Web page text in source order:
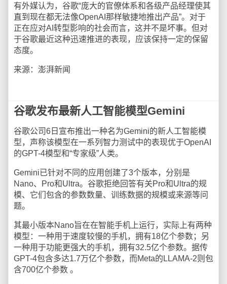
有外媒认为，谷歌“庞大的官僚体系和各级产品经理使其
直到现在都无法像OpenAI那样敏捷地推出产品”。对于
正在应对AI转型影响的社会而言，这并不是坏事。但对
于谷歌最近这种迅速推进的表现，应该保持一定的保留
态度。
来源：澎湃新闻
谷歌发布最新人工智能模型Gemini
谷歌公司6日宣布推出一种名为Gemini的新人工智能模
型，声称该模型在一系列智力测试中的表现优于OpenAI
的GPT-4模型和“专家级”人类。
Gemini已针对不同的应用创建了3个版本，分别是
Nano、Pro和Ultra。谷歌拒绝回答有关Pro和Ultra的规
模、它们包含的参数数量、训练数据的规模或来源等问
题。
其最小版本Nano旨在在智能手机上运行，实际上有两种
模型：一种用于速度较慢的手机，拥有18亿个参数；另
一种用于功能更强大的手机，拥有32.5亿个参数。据传
GPT-4包含多达1.7万亿个参数，而Meta的LLAMA-2则包
含700亿个参数 。